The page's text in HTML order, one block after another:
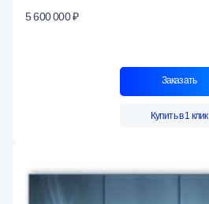
5 600 000 ₽
Заказать
Купить в 1 клик